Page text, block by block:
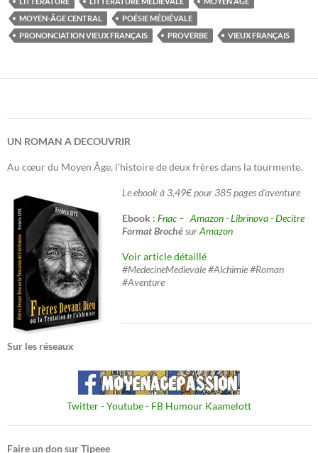
MOYEN-ÂGE CENTRAL
POÉSIE MÉDIÉVALE
PRONONCIATION VIEUX FRANÇAIS
PROVERBE VIEUX FRANÇAIS
UN ROMAN A DECOUVRIR
Au cœur du Moyen Âge, l'histoire de deux frères dans la tourmente.
Le ebook à 3,49€ pour 385 pages d'aventure
Ebook : Fnac – Amazon-Librinova-Decitre
Format BrochésurAmazon
Voir article détaillé
#MedecineMedievale #Alchimie #Roman
#Aventure
Sur les réseaux
Twitter- Youtube- FB Humour Kaamelott
Faire un don sur Tipeee